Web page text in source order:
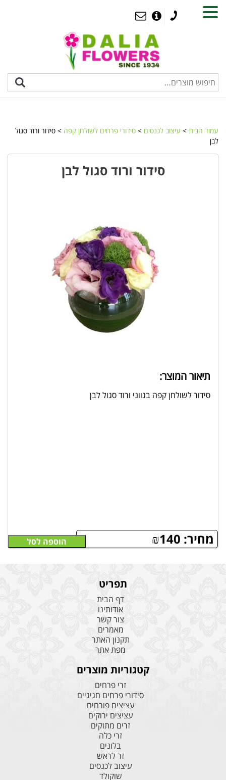
עמוד הבית > עיצוב לכנסים > סידורי פרחים לשולחן קפה > סידור ורוד סגול
לבן
סידור ורוד סגול לבן
תיאור המוצר:
סידור לשולחן קפה בגווני ורוד סגול לבן
מחיר: ₪140 הוספה לסל
תפריט
דף הבית
אודותינו
צור קשר
מאמרים
תקנון האתר
מפת אתר
קטגוריות מוצרים
זרי פרחים
סידורי פרחים חגיגיים
עציצים פורחים
עציצים ירוקים
זרים מתוקים
זרי כלה
בלונים
זר לראש
עיצוב לכנסים
שוקולד